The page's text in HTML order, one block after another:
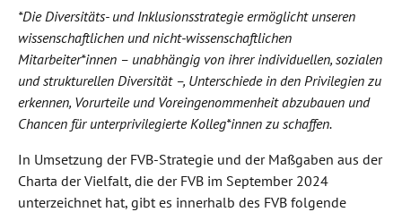
*Die Diversitäts- und Inklusionsstrategie ermöglicht unseren
wissenschaftlichen und nicht-wissenschaftlichen
Mitarbeiter*innen – unabhängig von ihrer individuellen, sozialen
und strukturellen Diversität –, Unterschiede in den Privilegien zu
erkennen, Vorurteile und Voreingenommenheit abzubauen und
Chancen für unterprivilegierte Kolleg*innen zu schaffen.
In Umsetzung der FVB-Strategie und der Maßgaben aus der
Charta der Vielfalt, die der FVB im September 2024
unterzeichnet hat, gibt es innerhalb des FVB folgende